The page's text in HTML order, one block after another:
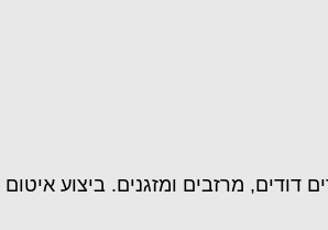
דודים, מרזבים ומזגנים. ביצוע איטום